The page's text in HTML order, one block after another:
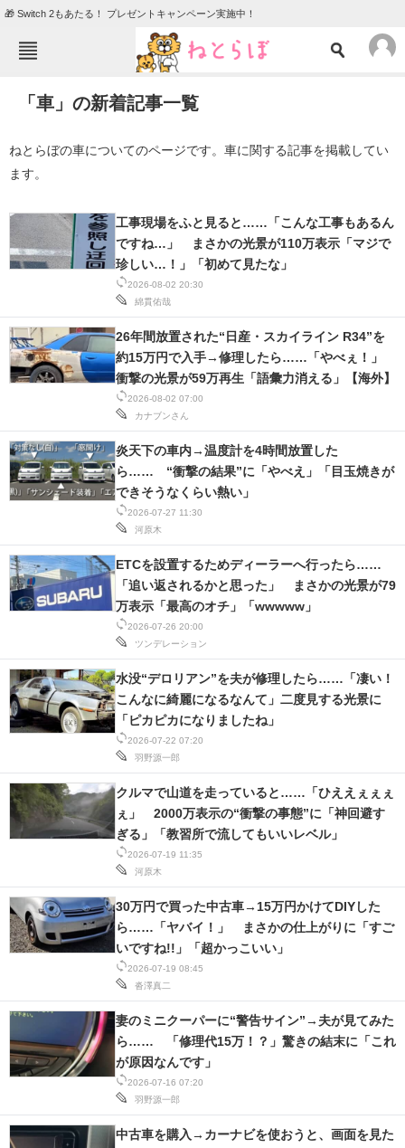
🎁 Switch 2もあたる！ プレゼントキャンペーン実施中！
TOP
グルメ
住まい
動物 リサーチ
メディア
注目記事を集めた総合ページ
ITの今と未来を見通す
進化するPCとデバイスの未来
好きが集まる 比べて選べる
ビジネスと働き方のヒント
AI活用のいまが分かる
企業ITのトレンドを詳説
経営リーダーのコミュニティ
マーケ×ITの今がよく分かる
ITエンジニア向け専門サイト
企業向けIT製品の総合サイト
IT製品の技術・比較・事例
製造業のIT導入・活用を支援
モノづくり技術者専門サイト
エレクトロニクス専門サイト
電子設計の基本と応用
エネルギーの専門メディア
建設×テクノロジーの最前線
ちょっと気になるネットの話題
「車」の新着記事一覧
ねとらぼの車についてのページです。車に関する記事を掲載してい
ます。
2026-08-02 20:30
綿貫佑哉
工事現場をふと見ると……「こんな工事もあるん
ですね…」 まさかの光景が110万表示「マジで
珍しい…！」「初めて見たな」
2026-08-02 07:00
カナブンさん
26年間放置された“日産・スカイライン R34”を
約15万円で入手→修理したら……「やべぇ！」
衝撃の光景が59万再生「語彙力消える」【海外】
2026-07-27 11:30
河原木
炎天下の車内→温度計を4時間放置した
ら…… “衝撃の結果”に「やべえ」「目玉焼きが
できそうなくらい熱い」
2026-07-26 20:00
ツンデレーション
ETCを設置するためディーラーへ行ったら……
「追い返されるかと思った」 まさかの光景が79
万表示「最高のオチ」「wwwww」
2026-07-22 07:20
羽野源一郎
水没“デロリアン”を夫が修理したら……「凄い！
こんなに綺麗になるなんて」二度見する光景に
「ピカピカになりましたね」
2026-07-19 11:35
河原木
クルマで山道を走っていると……「ひええぇぇぇ
ぇ」 2000万表示の“衝撃の事態”に「神回避す
ぎる」「教習所で流してもいいレベル」
2026-07-19 08:45
沓澤真二
30万円で買った中古車→15万円かけてDIYした
ら……「ヤバイ！」 まさかの仕上がりに「すご
いですね!!」「超かっこいい」
2026-07-16 07:20
羽野源一郎
妻のミニクーパーに“警告サイン”→夫が見てみた
ら…… 「修理代15万！？」驚きの結末に「これ
が原因なんです」
中古車を購入→カーナビを使おうと、画面を見た